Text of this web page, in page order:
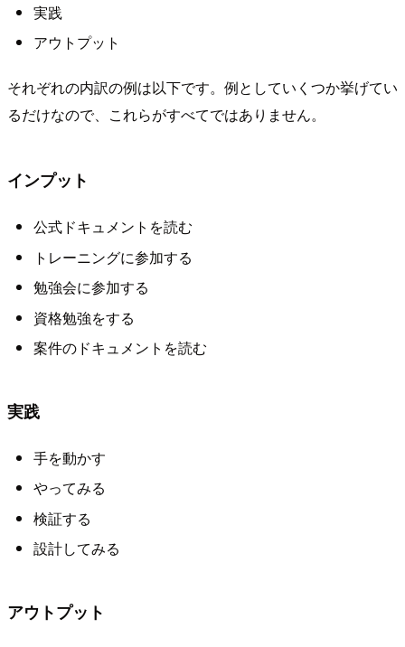
実践
アウトプット
それぞれの内訳の例は以下です。例としていくつか挙げてい
るだけなので、これらがすべてではありません。
インプット
公式ドキュメントを読む
トレーニングに参加する
勉強会に参加する
資格勉強をする
案件のドキュメントを読む
実践
手を動かす
やってみる
検証する
設計してみる
アウトプット